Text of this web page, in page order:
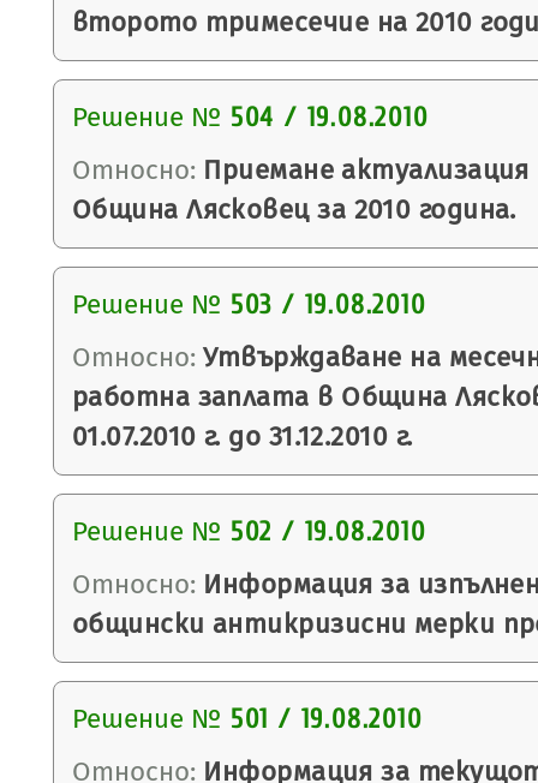
второто тримесечие на 2010
Решение № 504 / 19.08.2010
Относно: Приемане
Община Лясковец за 2010 година.
Решение № 503 / 19.08.2010
Относно: Утвърждаване на
работна заплата в Община
01.07.2010 г. до 31.12.2010 г.
Решение № 502 / 19.08.2010
Относно: Информация за
общински антикризисни мерки
Решение № 501 / 19.08.2010
Относно: Информация за